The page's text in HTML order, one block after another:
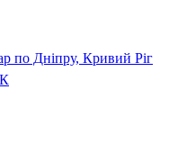
по Дніпру, Кривий Ріг